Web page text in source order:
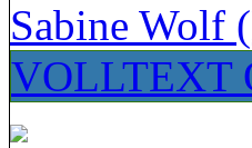
Sabine Wolf
VOLLTEXT